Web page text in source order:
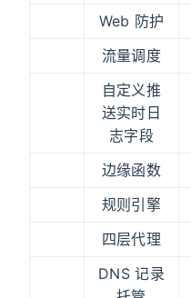
Web 防护
流量调度
自定义推
送实时日
志字段
边缘函数
规则引擎
四层代理
DNS 记录